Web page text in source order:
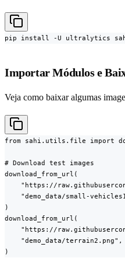
pip install -U ultralytics
Importar Módulos e
Veja como baixar algumas
from sahi.utils.file import
# Download test images
download_from_url(
"https://
"demo_data/small-
)
download_from_url(
"https://
    "demo_data/terrain2.png",
)